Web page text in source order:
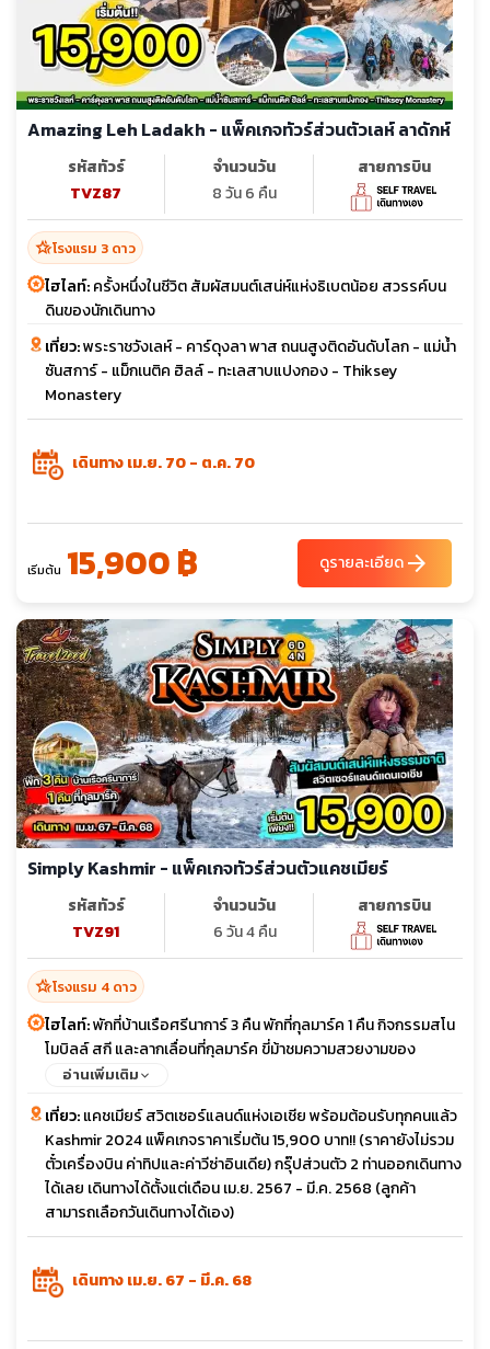
Amazing Leh Ladakh - แพ็คเกจทัวร์ส่วนตัวเลห์ ลาดักห์
รหัสทัวร์
TVZ87
จำนวนวัน
8 วัน 6 คืน
สายการบิน
hotel_classโรงแรม 3 ดาว
ไฮไลท์:ครั้งหนึ่งในชีวิต สัมผัสมนต์เสน่ห์แห่งธิเบตน้อย สวรรค์บน
ดินของนักเดินทาง
เที่ยว:พระราชวังเลห์ - คาร์ดุงลา พาส ถนนสูงติดอันดับโลก - แม่น้ำ
ซันสการ์ - แม็กเนติค ฮิลล์ - ทะเลสาบแปงกอง - Thiksey
Monastery
เดินทาง เม.ย. 70 - ต.ค. 70
เริ่มต้น 15,900 ฿ ดูรายละเอียดarrow_forward
Simply Kashmir - แพ็คเกจทัวร์ส่วนตัวแคชเมียร์
รหัสทัวร์
TVZ91
จำนวนวัน
6 วัน 4 คืน
สายการบิน
hotel_classโรงแรม 4 ดาว
ไฮไลท์:พักที่บ้านเรือศรีนาการ์ 3 คืน พักที่กุลมาร์ค 1 คืน กิจกรรมสโน
โมบิลล์ สกี และลากเลื่อนที่กุลมาร์ค ขี่ม้าชมความสวยงามของ
ธรรมชาติ
อ่านเพิ่มเติม
เที่ยว:แคชเมียร์ สวิตเซอร์แลนด์แห่งเอเชีย พร้อมต้อนรับทุกคนแล้ว
Kashmir 2024 แพ็คเกจราคาเริ่มต้น 15,900 บาท!! (ราคายังไม่รวม
ตั๋วเครื่องบิน ค่าทิปและค่าวีซ่าอินเดีย) กรุ๊ปส่วนตัว 2 ท่านออกเดินทาง
ได้เลย เดินทางได้ตั้งแต่เดือน เม.ย. 2567 - มี.ค. 2568 (ลูกค้า
สามารถเลือกวันเดินทางได้เอง)
เดินทาง เม.ย. 67 - มี.ค. 68